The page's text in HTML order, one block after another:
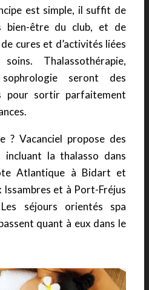
est simple, il suffit de
bien-être du club, et de
cures et d’activités liées
Thalassothérapie,
seront des
pour sortir parfaitement
? Vacanciel propose des
la thalasso dans
Atlantique à Bidart et
Issambres et à Port-Fréjus
séjours orientés spa
quant à eux dans le